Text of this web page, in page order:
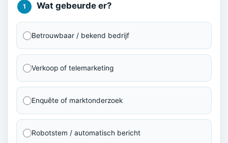
1 Wat gebeurde er?
Betrouwbaar / bekend bedrijf
Verkoop of telemarketing
Enquête of marktonderzoek
Robotstem / automatisch bericht